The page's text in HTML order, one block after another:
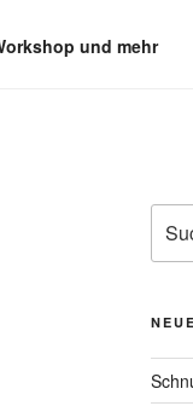
und mehr